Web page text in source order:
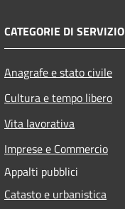
CATEGORIE DI SERVIZIO
Anagrafe e stato civile
Cultura e tempo libero
Vita lavorativa
Imprese e Commercio
Appalti pubblici
Catasto e urbanistica